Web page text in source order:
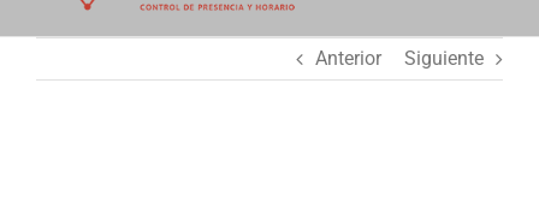
Anterior Siguiente